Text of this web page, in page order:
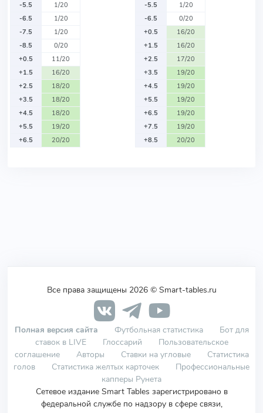
-5.5
1/20
-6.5
1/20
-7.5
1/20
-8.5
0/20
+0.5
11/20
+1.5
16/20
+2.5
18/20
+3.5
18/20
+4.5
18/20
+5.5
19/20
+6.5
20/20
-5.5
1/20
-6.5
0/20
+0.5
16/20
+1.5
16/20
+2.5
17/20
+3.5
19/20
+4.5
19/20
+5.5
19/20
+6.5
19/20
+7.5
19/20
+8.5
20/20
Все права защищены 2026 © Smart-tables.ru
Полная версия сайта Футбольная статистика
Бот для
ставок в LIVE
Глоссарий
Пользовательское
соглашение
Авторы Ставки на угловые
Статистика
голов
Статистика желтых карточек
Профессиональные
капперы Рунета
Сетевое издание Smart Tables зарегистрировано в
федеральной службе по надзору в сфере связи,